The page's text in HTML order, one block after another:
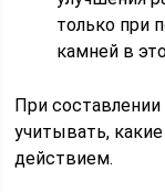
только при
камней в
При
учитывать,
действием.